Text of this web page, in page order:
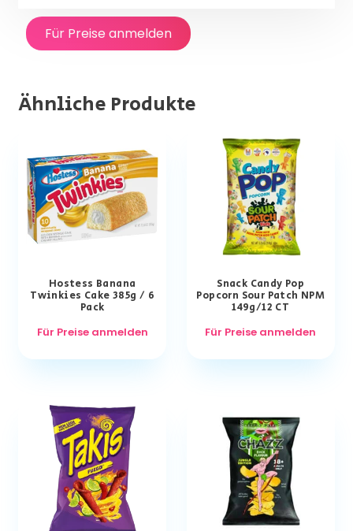
Für Preise anmelden
Ähnliche Produkte
Hostess Banana
Twinkies Cake 385g / 6
Pack
Für Preise anmelden
Snack Candy Pop
Popcorn Sour Patch NPM
149g/12 CT
Für Preise anmelden